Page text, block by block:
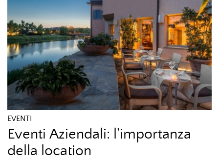
EVENTI
Eventi Aziendali: l'importanza
della location